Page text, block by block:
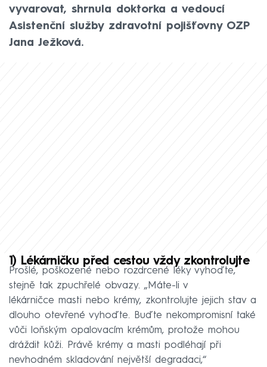
vyvarovat, shrnula doktorka a vedoucí
Asistenční služby zdravotní pojišťovny OZP
Jana Ježková.
1) Lékárničku před cestou vždy zkontrolujte
Prošlé, poškozené nebo rozdrcené léky vyhoďte,
stejně tak zpuchřelé obvazy. „Máte-li v
lékárničce masti nebo krémy, zkontrolujte jejich stav a
dlouho otevřené vyhoďte. Buďte nekompromisní také
vůči loňským opalovacím krémům, protože mohou
dráždit kůži. Právě krémy a masti podléhají při
nevhodném skladování největší degradaci,“